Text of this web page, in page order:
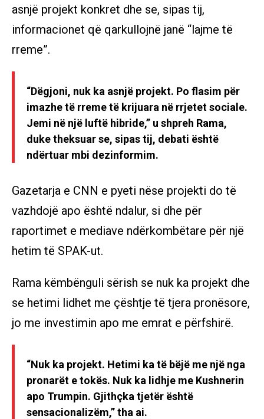
asnjë projekt konkret dhe se, sipas tij,
informacionet që qarkullojnë janë “lajme të
rreme”.
“Dëgjoni, nuk ka asnjë projekt. Po flasim për
imazhe të rreme të krijuara në rrjetet sociale.
Jemi në një luftë hibride,” u shpreh Rama,
duke theksuar se, sipas tij, debati është
ndërtuar mbi dezinformim.
Gazetarja e CNN e pyeti nëse projekti do të
vazhdojë apo është ndalur, si dhe për
raportimet e mediave ndërkombëtare për një
hetim të SPAK-ut.
Rama këmbënguli sërish se nuk ka projekt dhe
se hetimi lidhet me çështje të tjera pronësore,
jo me investimin apo me emrat e përfshirë.
“Nuk ka projekt. Hetimi ka të bëjë me një nga
pronarët e tokës. Nuk ka lidhje me Kushnerin
apo Trumpin. Gjithçka tjetër është
sensacionalizëm,” tha ai.